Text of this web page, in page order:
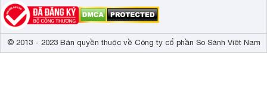
© 2013 - 2023 Bản quyền thuộc về Công ty cổ phần So Sánh Việt Nam